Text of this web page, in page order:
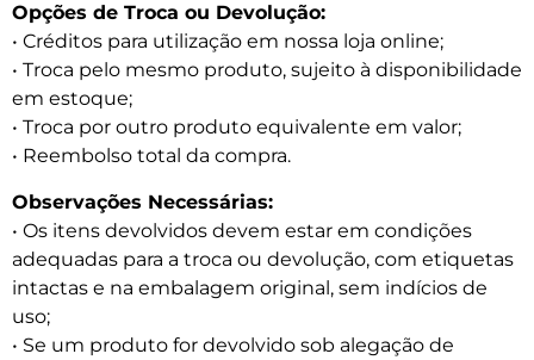
Opções de Troca ou Devolução:
• Créditos para utilização em nossa loja online;
• Troca pelo mesmo produto, sujeito à disponibilidade
em estoque;
• Troca por outro produto equivalente em valor;
• Reembolso total da compra.
Observações Necessárias:
• Os itens devolvidos devem estar em condições
adequadas para a troca ou devolução, com etiquetas
intactas e na embalagem original, sem indícios de
uso;
• Se um produto for devolvido sob alegação de